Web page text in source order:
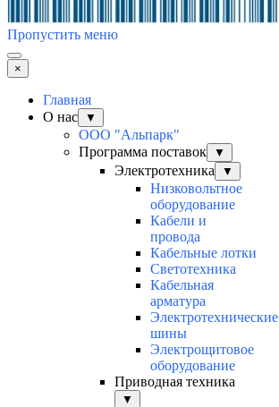
Пропустить меню
×
Главная
О нас
▼
ООО "Альпарк"
Программа поставок
▼
Электротехника ▼
Низковольтное
оборудование
Кабели и
провода
Кабельные лотки
Светотехника
Кабельная
арматура
Электротехнические
шины
Электрощитовое
оборудование
Приводная техника
▼